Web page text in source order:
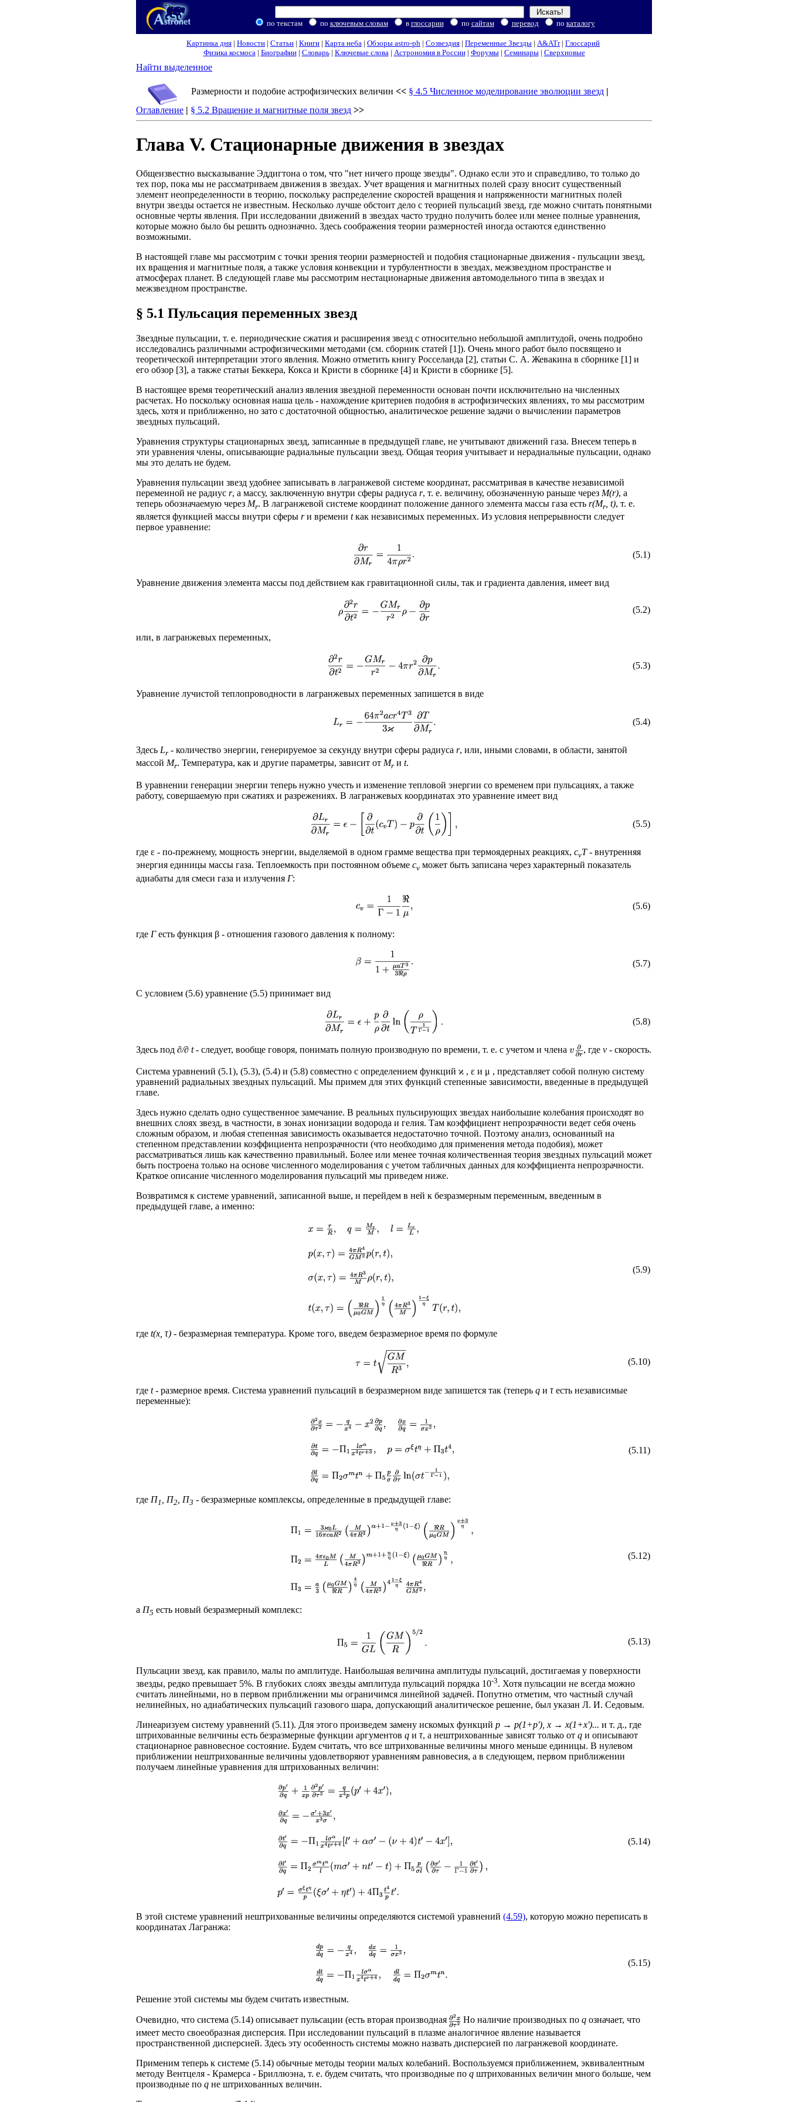
по текстам по ключевым словам в глоссарии по сайтам перевод по каталогу
Картинка дня | Новости | Статьи | Книги | Карта неба | Обзоры astro-ph | Созвездия | Переменные Звезды | A&ATr| Глоссарий
Физика космоса| Биографии| Словарь| Ключевые слова| Астрономия в России| Форумы| Семинары| Сверхновые
Найти выделенное
Размерности и подобие астрофизических величин << § 4.5 Численное моделирование эволюции звезд |
Оглавление | § 5.2 Вращение и магнитные поля звезд >>
Глава V. Стационарные движения в звездах
Общеизвестно высказывание Эддигтона о том, что "нет ничего проще звезды". Однако если это и справедливо, то только до
тех пор, пока мы не рассматриваем движения в звездах. Учет вращения и магнитных полей сразу вносит существенный
элемент неопределенности в теорию, поскольку распределение скоростей вращения и напряженности магнитных полей
внутри звезды остается не известным. Несколько лучше обстоит дело с теорией пульсаций звезд, где можно считать понятными
основные черты явления. При исследовании движений в звездах часто трудно получить более или менее полные уравнения,
которые можно было бы решить однозначно. Здесь соображения теории размерностей иногда остаются единственно
возможными.
В настоящей главе мы рассмотрим с точки зрения теории размерностей и подобия стационарные движения - пульсации звезд,
их вращения и магнитные поля, а также условия конвекции и турбулентности в звездах, межзвездном пространстве и
атмосферах планет. В следующей главе мы рассмотрим нестационарные движения автомодельного типа в звездах и
межзвездном пространстве.
§ 5.1 Пульсация переменных звезд
Звездные пульсации, т. е. периодические сжатия и расширения звезд с относительно небольшой амплитудой, очень подробно
исследовались различными астрофизическими методами (см. сборник статей [1]). Очень много работ было посвящено и
теоретической интерпретации этого явления. Можно отметить книгу Росселанда [2], статьи С. А. Жевакина в сборнике [1] и
его обзор [3], а также статьи Беккера, Кокса и Кристи в сборнике [4] и Кристи в сборнике [5].
В настоящее время теоретический анализ явления звездной переменности основан почти исключительно на численных
расчетах. Но поскольку основная наша цель - нахождение критериев подобия в астрофизических явлениях, то мы рассмотрим
здесь, хотя и приближенно, но зато с достаточной общностью, аналитическое решение задачи о вычислении параметров
звездных пульсаций.
Уравнения структуры стационарных звезд, записанные в предыдущей главе, не учитывают движений газа. Внесем теперь в
эти уравнения члены, описывающие радиальные пульсации звезд. Общая теория учитывает и нерадиальные пульсации, однако
мы это делать не будем.
Уравнения пульсации звезд удобнее записывать в лагранжевой системе координат, рассматривая в качестве независимой
переменной не радиус r, а массу, заключенную внутри сферы радиуса r, т. е. величину, обозначенную раньше через М(r), а
теперь обозначаемую через Мr. В лагранжевой системе координат положение данного элемента массы газа есть r(Мr , t), т. е.
является функцией массы внутри сферы rи времени tкак независимых переменных. Из условия непрерывности следует
первое уравнение:
(5.1)
Уравнение движения элемента массы под действием как гравитационной силы, так и градиента давления, имеет вид
(5.2)
или, в лагранжевых переменных,
(5.3)
Уравнение лучистой теплопроводности в лагранжевых переменных запишется в виде
(5.4)
Здесь Lr - количество энергии, генерируемое за секунду внутри сферы радиуса r, или, иными словами, в области, занятой
массой Мr. Температура, как и другие параметры, зависит от Мr и t.
В уравнении генерации энергии теперь нужно учесть и изменение тепловой энергии со временем при пульсациях, а также
работу, совершаемую при сжатиях и разрежениях. В лагранжевых координатах это уравнение имеет вид
(5.5)
где ε - по-прежнему, мощность энергии, выделяемой в одном грамме вещества при термоядерных реакциях, cvT- внутренняя
энергия единицы массы газа. Теплоемкость при постоянном объеме cv может быть записана через характерный показатель
адиабаты для смеси газа и излучения Γ:
(5.6)
где Γесть функция β - отношения газового давления к полному:
(5.7)
С условием (5.6) уравнение (5.5) принимает вид
(5.8)
Здесь под ∂/∂ t- следует, вообще говоря, понимать полную производную по времени, т. е. с учетом и члена , где v - скорость.
Система уравнений (5.1), (5.3), (5.4) и (5.8) совместно с определением функций ϰ , ε и μ , представляет собой полную систему
уравнений радиальных звездных пульсаций. Мы примем для этих функций степенные зависимости, введенные в предыдущей
главе.
Здесь нужно сделать одно существенное замечание. В реальных пульсирующих звездах наибольшие колебания происходят во
внешних слоях звезд, в частности, в зонах ионизации водорода и гелия. Там коэффициент непрозрачности ведет себя очень
сложным образом, и любая степенная зависимость оказывается недостаточно точной. Поэтому анализ, основанный на
степенном представлении коэффициента непрозрачности (что необходимо для применения метода подобия), может
рассматриваться лишь как качественно правильный. Более или менее точная количественная теория звездных пульсаций может
быть построена только на основе численного моделирования с учетом табличных данных для коэффициента непрозрачности.
Краткое описание численного моделирования пульсаций мы приведем ниже.
Возвратимся к системе уравнений, записанной выше, и перейдем в ней к безразмерным переменным, введенным в
предыдущей главе, а именно:
(5.9)
где t(х, τ) - безразмерная температура. Кроме того, введем безразмерное время по формуле
(5.10)
где t- размерное время. Система уравнений пульсаций в безразмерном виде запишется так (теперь q и τесть независимые
переменные):
(5.11)
где Π1 , Π2 , Π3 - безразмерные комплексы, определенные в предыдущей главе:
(5.12)
а Π5 есть новый безразмерный комплекс:
(5.13)
Пульсации звезд, как правило, малы по амплитуде. Наибольшая величина амплитуды пульсаций, достигаемая у поверхности
звезды, редко превышает 5%. В глубоких слоях звезды амплитуда пульсаций порядка 10-3. Хотя пульсации не всегда можно
считать линейными, но в первом приближении мы ограничимся линейной задачей. Попутно отметим, что частный случай
нелинейных, но адиабатических пульсаций газового шара, допускающий аналитическое решение, был указан Л. И. Седовым.
Линеаризуем систему уравнений (5.11). Для этого произведем замену искомых функций p → p(1+p'), x → x(1+x')... и т. д., где
штрихованные величины есть безразмерные функции аргументов q и τ, а нештрихованные зависят только от q и описывают
стационарное равновесное состояние. Будем считать, что все штрихованные величины много меньше единицы. В нулевом
приближении нештрихованные величины удовлетворяют уравнениям равновесия, а в следующем, первом приближении
получаем линейные уравнения для штрихованных величин:
(5.14)
В этой системе уравнений нештрихованные величины определяются системой уравнений (4.59), которую можно переписать в
координатах Лагранжа:
(5.15)
Решение этой системы мы будем считать известным.
Очевидно, что система (5.14) описывает пульсации (есть вторая производная Но наличие производных по q означает, что
имеет место своеобразная дисперсия. При исследовании пульсаций в плазме аналогичное явление называется
пространственной дисперсией. Здесь эту особенность системы можно назвать дисперсией по лагранжевой координате.
Применим теперь к системе (5.14) обычные методы теории малых колебаний. Воспользуемся приближением, эквивалентным
методу Вентцеля - Крамерса - Бриллюэна, т. е. будем считать, что производные по q штрихованных величин много больше, чем
производные по q не штрихованных величин.